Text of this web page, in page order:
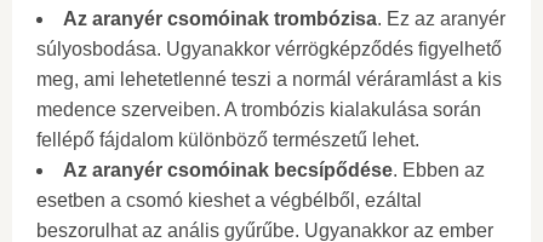
Az aranyér csomóinak trombózisa. Ez az aranyér
súlyosbodása. Ugyanakkor vérrögképződés figyelhető
meg, ami lehetetlenné teszi a normál véráramlást a kis
medence szerveiben. A trombózis kialakulása során
fellépő fájdalom különböző természetű lehet.
Az aranyér csomóinak becsípődése. Ebben az
esetben a csomó kieshet a végbélből, ezáltal
beszorulhat az anális gyűrűbe. Ugyanakkor az ember